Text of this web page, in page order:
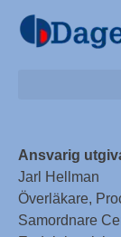
Ansvarig
Jarl Hellman
Överläkare,
Samordnare